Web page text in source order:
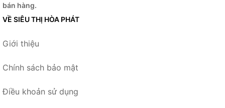
bán hàng.
VỀ SIÊU THỊ HÒA PHÁT
Giới thiệu
Chính sách bảo mật
Điều khoản sử dụng